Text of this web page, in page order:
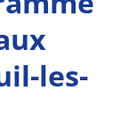
les-